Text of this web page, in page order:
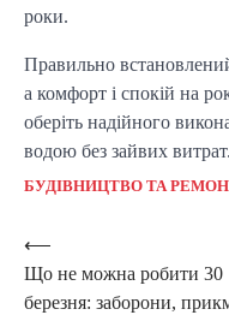
роки.
Правильно
а комфорт і спокій на
оберіть надійного
водою без зайвих витрат.
БУДІВНИЦТВО ТА
Post
navigation
⟵
Що не можна робити 30
березня: заборони,